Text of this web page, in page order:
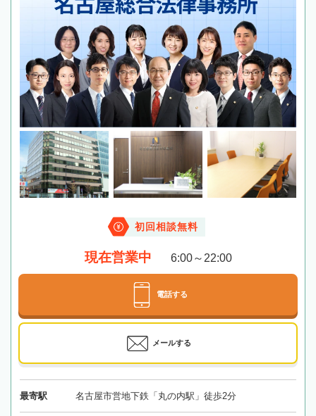
初回相談無料
現在営業中 6:00～22:00
電話する
メールする
最寄駅 名古屋市営地下鉄「丸の内駅」徒歩2分